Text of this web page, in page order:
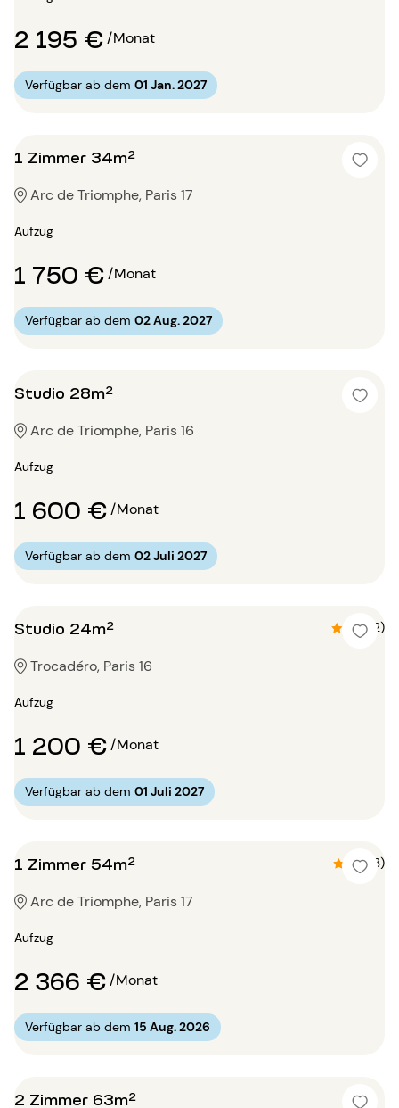
2 195 €/Monat
Verfügbar ab dem 01 Jan. 2027
1 Zimmer 34m²
Arc de Triomphe, Paris 17
Aufzug
1 750 €/Monat
Verfügbar ab dem 02 Aug. 2027
Studio 28m²
Arc de Triomphe, Paris 16
Aufzug
1 600 €/Monat
Verfügbar ab dem 02 Juli 2027
Studio 24m² 4.5 (2)
Trocadéro, Paris 16
Aufzug
1 200 €/Monat
Verfügbar ab dem 01 Juli 2027
1 Zimmer 54m² 4.7 (3)
Arc de Triomphe, Paris 17
Aufzug
2 366 €/Monat
Verfügbar ab dem 15 Aug. 2026
2 Zimmer 63m²